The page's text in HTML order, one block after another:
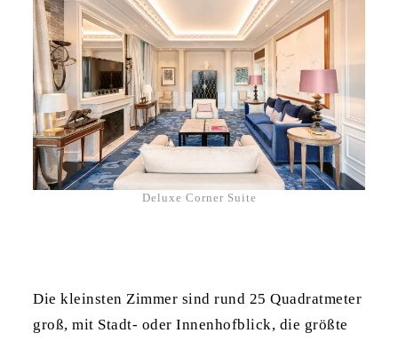
Deluxe Corner Suite
Die kleinsten Zimmer sind rund 25 Quadratmeter
groß, mit Stadt- oder Innenhofblick, die größte